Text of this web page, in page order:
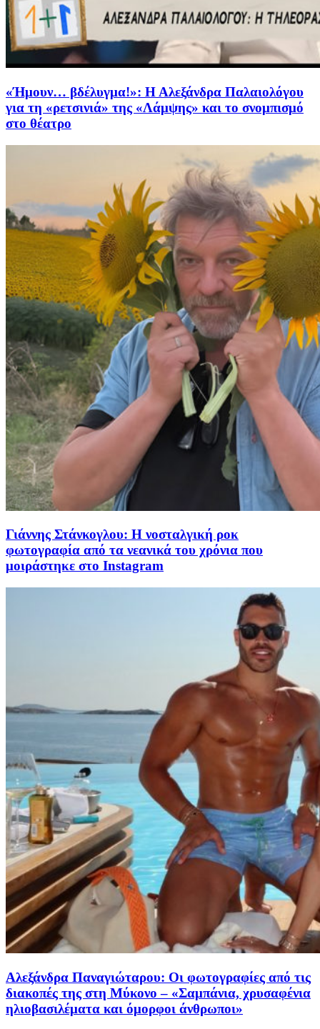
«Ήμουν… βδέλυγμα!»: Η Αλεξάνδρα Παλαιολόγου
για τη «ρετσινιά» της «Λάμψης» και το σνομπισμό
στο θέατρο
Γιάννης Στάνκογλου: Η νοσταλγική ροκ
φωτογραφία από τα νεανικά του χρόνια που
μοιράστηκε στο Instagram
Αλεξάνδρα Παναγιώταρου: Οι φωτογραφίες από τις
διακοπές της στη Μύκονο – «Σαμπάνια, χρυσαφένια
ηλιοβασιλέματα και όμορφοι άνθρωποι»